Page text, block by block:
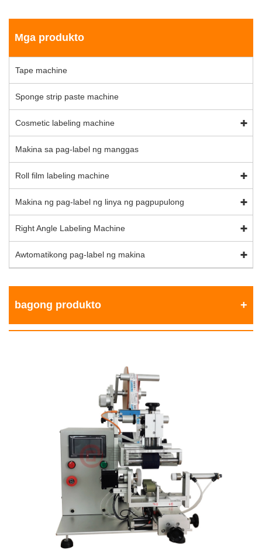
Mga produkto
Tape machine
Sponge strip paste machine
Cosmetic labeling machine
Makina sa pag-label ng manggas
Roll film labeling machine
Makina ng pag-label ng linya ng pagpupulong
Right Angle Labeling Machine
Awtomatikong pag-label ng makina
bagong produkto